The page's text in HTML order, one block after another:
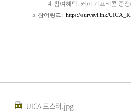
4. 참여혜택: 커피 기프티콘 증
5. 참여링크: https://surveyl.ink/
UICA 포스터.jpg